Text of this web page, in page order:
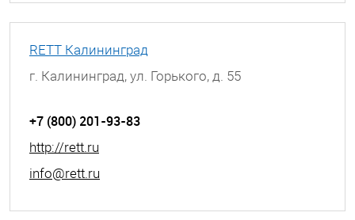
RETT Калининград
г. Калининград, ул. Горького, д. 55
+7 (800) 201-93-83
http://rett.ru
info@rett.ru